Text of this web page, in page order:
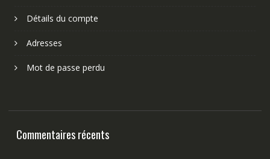
Détails du compte
Adresses
Mot de passe perdu
Commentaires récents